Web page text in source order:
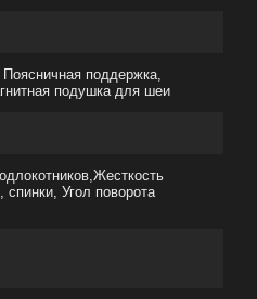
поддержка,
подушка для шеи
спинки, Угол поворота